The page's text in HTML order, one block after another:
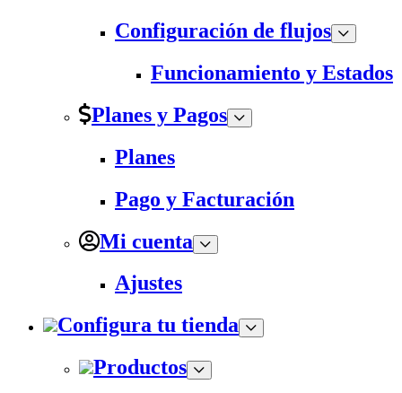
Configuración de flujos
Funcionamiento y Estados
Planes y Pagos
Planes
Pago y Facturación
Mi cuenta
Ajustes
Configura tu tienda
Productos